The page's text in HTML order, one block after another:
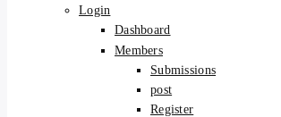
บอร์ด SEO การันตี
100% ✨
Login
Dashboard
Members
Submissions
post
Register